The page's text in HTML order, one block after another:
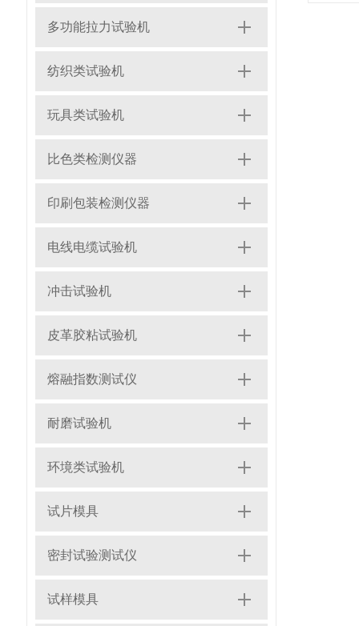
多功能拉力试验机
纺织类试验机
玩具类试验机
比色类检测仪器
印刷包装检测仪器
电线电缆试验机
冲击试验机
皮革胶粘试验机
熔融指数测试仪
耐磨试验机
环境类试验机
试片模具
密封试验测试仪
试样模具